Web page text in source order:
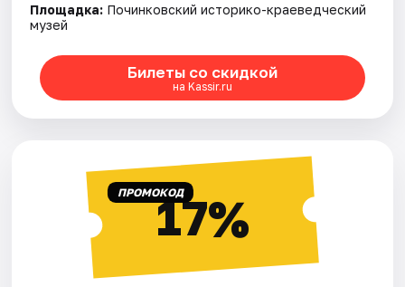
Площадка: Починковский историко-краеведческий
музей
Билеты со скидкой
на Kassir.ru
ПРОМОКОД17%